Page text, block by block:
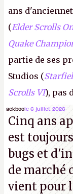
ans
(Elder Scrolls
Quake
partie de ses
Studios (
Scrolls VI), pas
Microsoft,
de nombreux
ackboole 6 juillet 2026
Cinq ans
est
bugs et
de marché
vient pour